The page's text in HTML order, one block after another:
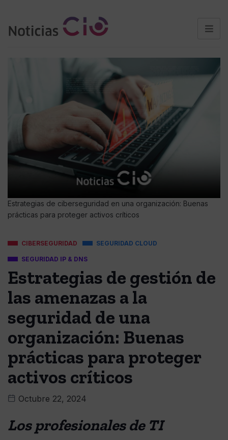
Estrategias de ciberseguridad en una organización: Buenas
prácticas para proteger activos críticos
CIBERSEGURIDAD SEGURIDAD CLOUD
SEGURIDAD IP & DNS
Estrategias de gestión de
las amenazas a la
seguridad de una
organización: Buenas
prácticas para proteger
activos críticos
Octubre 22, 2024
Los profesionales de TI